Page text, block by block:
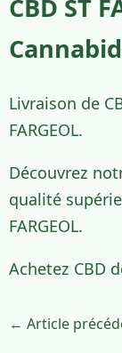
CBD ST
Livraison de
FARGEOL.
Découvrez
qualité
FARGEOL.
Achetez CBD
← Article